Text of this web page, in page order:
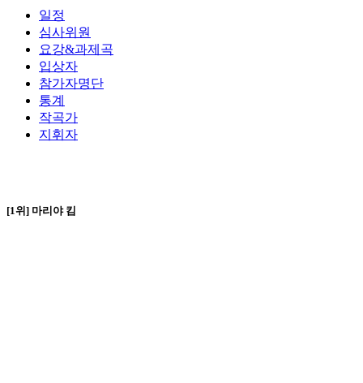
일정
심사위원
요강&과제곡
입상자
참가자명단
통계
작곡가
지휘자
[1위] 마리야 킴